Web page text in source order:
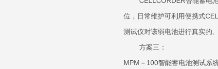
位，日常维护可利用便携式
测试仪对该弱电池进行真实
方案三：
MPM－100智能蓄电池测试系